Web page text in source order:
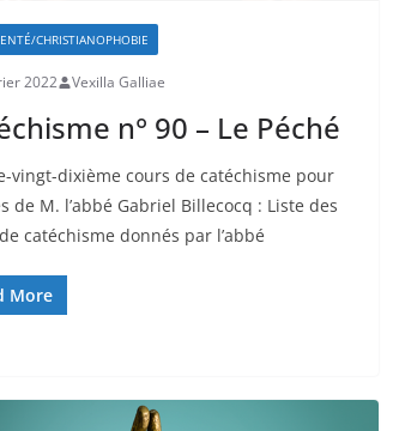
CHRISTIANOPHOBIE
2022 Vexilla Galliae
n° 90 – Le Péché
vingt-dixième cours de catéchisme pour
de M. l’abbé Gabriel Billecocq : Liste des
catéchisme donnés par l’abbé
More